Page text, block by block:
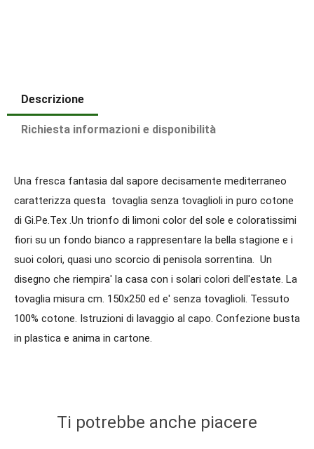
Descrizione
Richiesta informazioni e disponibilità
Una fresca fantasia dal sapore decisamente mediterraneo
caratterizza questa tovaglia senza tovaglioli in puro cotone
di Gi.Pe.Tex .Un trionfo di limoni color del sole e coloratissimi
fiori su un fondo bianco a rappresentare la bella stagione e i
suoi colori, quasi uno scorcio di penisola sorrentina. Un
disegno che riempira' la casa con i solari colori dell'estate. La
tovaglia misura cm. 150x250 ed e' senza tovaglioli. Tessuto
100% cotone. Istruzioni di lavaggio al capo. Confezione busta
in plastica e anima in cartone.
Ti potrebbe anche piacere